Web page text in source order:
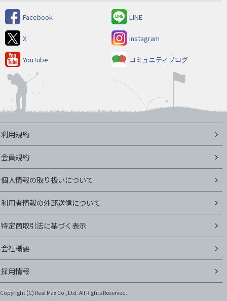
Facebook LINE
X Instagram
YouTube コミュニティブログ
利用規約
会員規約
個人情報の取り扱いについて
利用者情報の外部送信について
特定商取引法に基づく表示
会社概要
採用情報
Copyright (C) Real Max Co.,Ltd. All Rights Reserved.